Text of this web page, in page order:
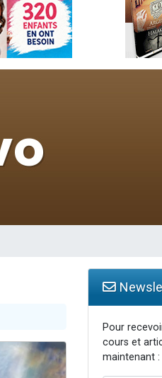
Pour
cours et
maintenant :